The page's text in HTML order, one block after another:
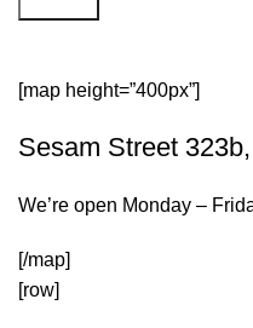
[map height=”400px”]
Sesam Street
We’re open Monday –
[/map]
[row]